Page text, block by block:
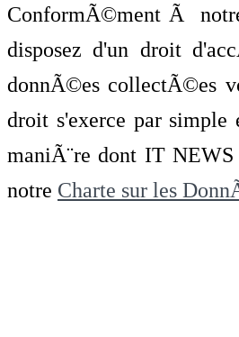
ConformÃ©ment Ã
disposez d'un droit
donnÃ©es collectÃ©es
droit s'exerce par
maniÃ¨re dont IT
notre Charte sur les